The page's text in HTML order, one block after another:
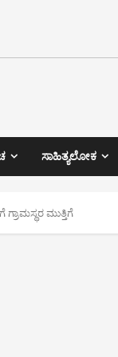
ಸಾಹಿತ್ಯಲೋಕ
ಮುತ್ತಿಗೆ